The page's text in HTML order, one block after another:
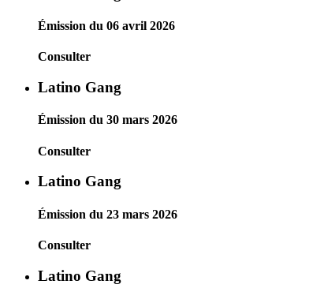
Émission du 06 avril 2026
Consulter
Latino Gang
Émission du 30 mars 2026
Consulter
Latino Gang
Émission du 23 mars 2026
Consulter
Latino Gang